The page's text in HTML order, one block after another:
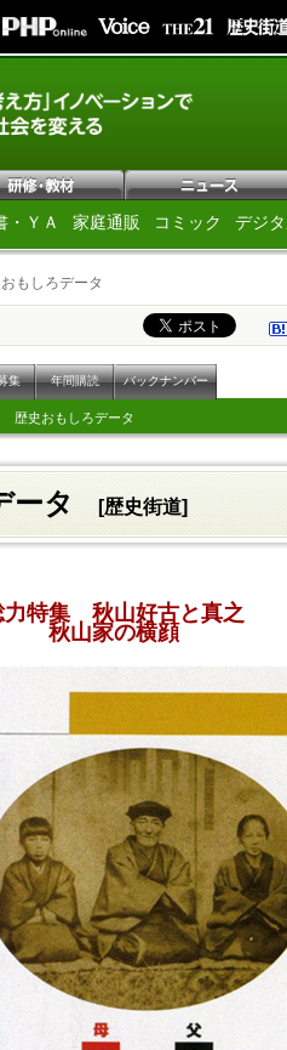
・ＹＡ 家庭通販 コミック デジ
もしろデータ
集 年間購読 バックナンバー
歴史おもしろデータ
ータ [歴史街道]
力特集 秋山好古と真之
秋山家の横顔